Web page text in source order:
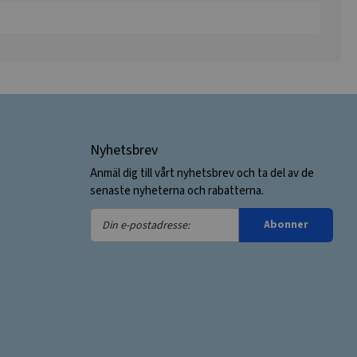
Nyhetsbrev
Anmäl dig till vårt nyhetsbrev och ta del av de
senaste nyheterna och rabatterna.
Din
e-
Abonner